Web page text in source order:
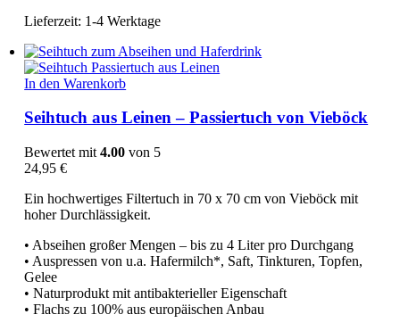
Lieferzeit: 1-4 Werktage
In den Warenkorb
Seihtuch aus Leinen – Passiertuch von Vieböck
Bewertet mit4.00 von 5
24,95€
Ein hochwertiges Filtertuch in 70 x 70 cm von Vieböck mit
hoher Durchlässigkeit.
• Abseihen großer Mengen – bis zu 4 Liter pro Durchgang
• Auspressen von u.a. Hafermilch*, Saft, Tinkturen, Topfen,
Gelee
• Naturprodukt mit antibakterieller Eigenschaft
• Flachs zu 100% aus europäischen Anbau